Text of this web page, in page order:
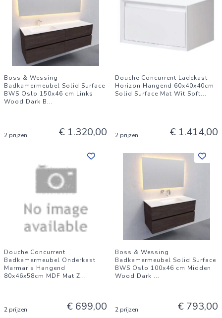
Boss & Wessing
Badkamermeubel Solid Surface
BWS Oslo 150x46 cm Links
Wood Dark B...
2 prijzen € 1.320,00
Douche Concurrent Ladekast
Horizon Hangend 60x40x40cm
Solid Surface Mat Wit Soft...
2 prijzen € 1.414,00
Douche Concurrent
Badkamermeubel Onderkast
Marmaris Hangend
80x46x58cm MDF Mat Z...
2 prijzen € 699,00
Boss & Wessing
Badkamermeubel Solid Surface
BWS Oslo 100x46 cm Midden
Wood Dark ...
2 prijzen € 793,00